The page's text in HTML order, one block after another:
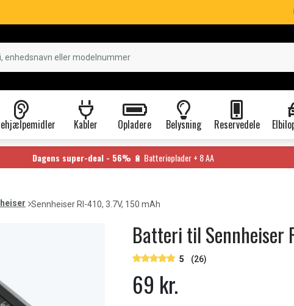
Kabler Opladere Belysning Reservedele
Dagens super-deal - 56% 🔋 Batterioplader + 8 AA
Sennheiser RI-410, 3.7V, 150 mAh
Batteri til Sennheiser
5 (26)
69 kr.